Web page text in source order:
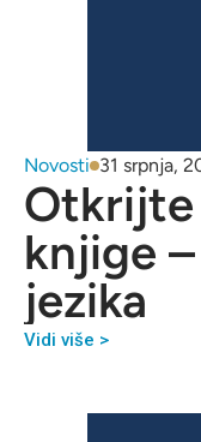
Novosti 31 srpnja,
Otkrijte
knjige
jezika
Vidi više >